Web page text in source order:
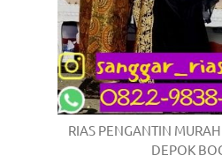
RIAS PENGANTIN
DEPOK